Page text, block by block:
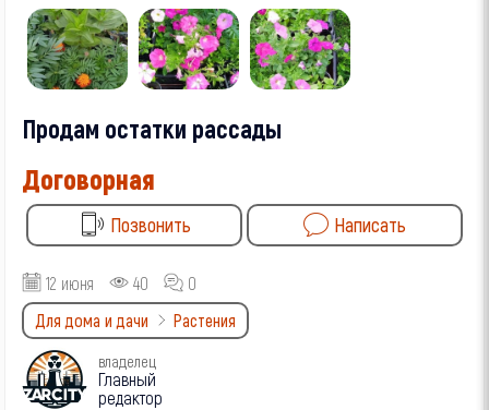
Продам остатки рассады
Договорная
Позвонить Написать
12 июня 40
0
Для дома и дачи
Растения
владелец
Главный
редактор